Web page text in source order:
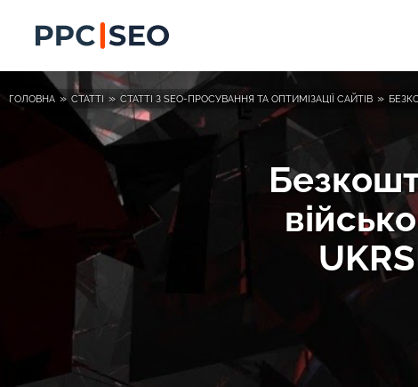
ГОЛОВНА » СТАТТІ » СТАТТІ З SEO-ПРОСУВАННЯ ТА ОПТИМІЗАЦІЇ САЙТІВ »